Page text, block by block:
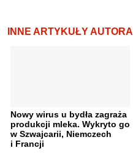
INNE ARTYKUŁY AUTORA
Nowy wirus u bydła zagraża
produkcji mleka. Wykryto go
w Szwajcarii, Niemczech
i Francji